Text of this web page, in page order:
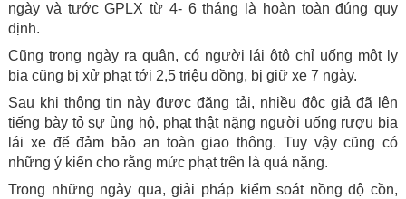
ngày và tước GPLX từ 4- 6 tháng là hoàn toàn đúng quy
định.
Cũng trong ngày ra quân, có người lái ôtô chỉ uống một ly
bia cũng bị xử phạt tới 2,5 triệu đồng, bị giữ xe 7 ngày.
Sau khi thông tin này được đăng tải, nhiều độc giả đã lên
tiếng bày tỏ sự ủng hộ, phạt thật nặng người uống rượu bia
lái xe để đảm bảo an toàn giao thông. Tuy vậy cũng có
những ý kiến cho rằng mức phạt trên là quá nặng.
Trong những ngày qua, giải pháp kiểm soát nồng độ cồn,